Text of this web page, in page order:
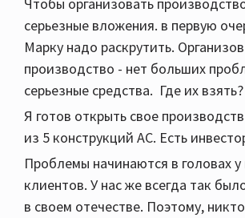
серьезные вложения. в первую
Марку надо раскрутить.
производство - нет больших
серьезные средства. Где их взять?
Я готов открыть свое
из 5 конструкций АС. Есть
Проблемы начинаются в головах
клиентов. У нас же всегда так
в своем отечестве. Поэтому,